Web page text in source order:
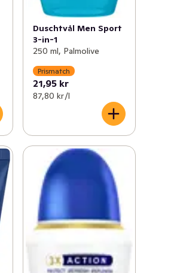
Duschtvål Men Sport
3-in-1
250 ml, Palmolive
Prismatch
21,95 kr
87,80 kr /l